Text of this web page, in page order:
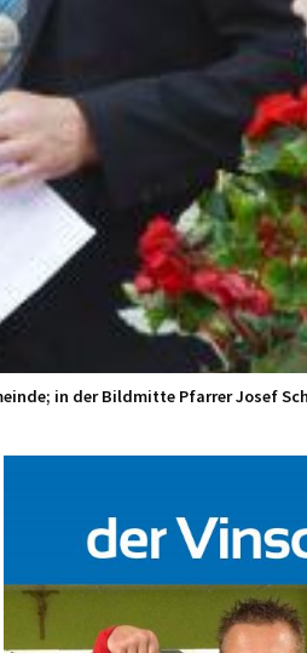
in der Bildmitte Pfarrer Josef